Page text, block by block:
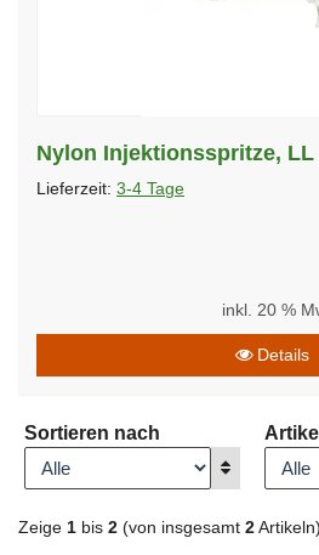
Nylon Injektionsspritze, LL
Lieferzeit: 3-4 Tage
inkl. 20 %
Details
Sortieren nach
Anzeigen
Zeige 1 bis 2 (von insgesamt 2 Artikeln)